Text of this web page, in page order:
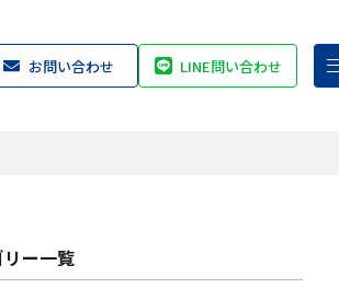
お問い合わせ LINE問い合わせ
ー一覧